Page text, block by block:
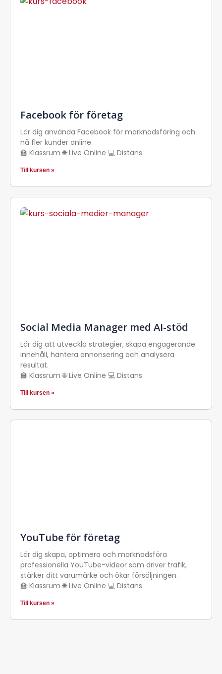
Facebook för företag
Lär dig använda Facebook för marknadsföring och
nå fler kunder online.
🏫 Klassrum 🌐 Live Online 💻 Distans
Till kursen »
Social Media Manager med AI-stöd
Lär dig att utveckla strategier, skapa engagerande
innehåll, hantera annonsering och analysera
resultat.
🏫 Klassrum 🌐 Live Online 💻 Distans
Till kursen »
YouTube för företag
Lär dig skapa, optimera och marknadsföra
professionella YouTube-videor som driver trafik,
stärker ditt varumärke och ökar försäljningen.
🏫 Klassrum 🌐 Live Online 💻 Distans
Till kursen »